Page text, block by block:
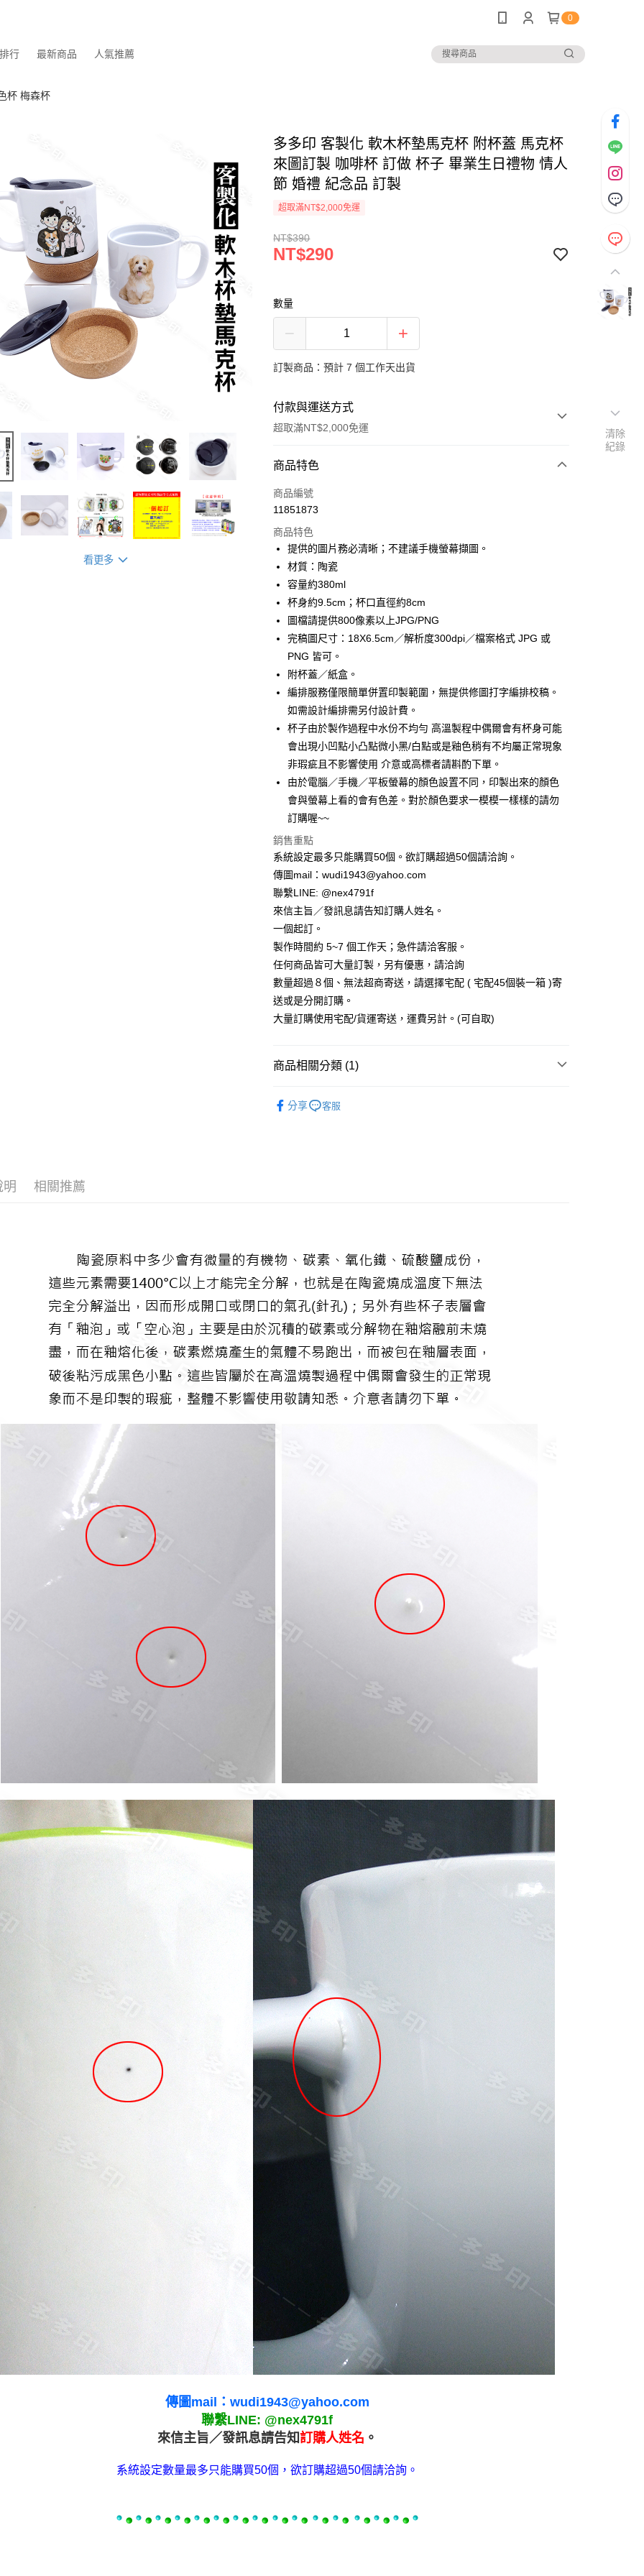
0
行 最新商品 人氣推薦
杯 梅森杯
看更多
多多印 客製化 軟木杯墊馬克杯 附杯蓋 馬克杯
來圖訂製 咖啡杯 訂做 杯子 畢業生日禮物 情人
節 婚禮 紀念品 訂製
超取滿NT$2,000免運
NT$390
NT$290
數量
訂製商品：預計 7 個工作天出貨
付款與運送方式
超取滿NT$2,000免運
付款方式
信用卡一次付款
LINE Pay
Apple Pay
街口支付
悠遊付
Google Pay
全盈+PAY
AFTEE先享後付
【關於「AFTEE先享後付」】
AFTEE先享後付是「在收到商品之後才付款」的支付方式。 讓您購物簡單
便利好安心！
２．便利：只要手機號碼，簡訊認證，即可結帳。
３．安心：先確認商品／服務後，再付款。
【「AFTEE先享後付」結帳流程】
１．於結帳方式選擇「AFTEE先享後付」後，將跳轉至「AFTEE先享後
付」結帳頁面，進行簡訊認證並確認金額後，即可完成結帳。
２．訂單成立數日內，您將收到繳費通知簡訊。
３．收到繳費通知簡訊後14天內，點擊此簡訊中的連結，可透過四大超商
／ATM／網路銀行／等多元方式進行付款，方視為交易完成。
絡購買商品的店家。未經商家同意取消之訂單仍視為有效，需透過AFTEE
先享後付繳納相關費用。
※ 交易是否成功請以「AFTEE先享後付 」之結帳頁面顯示為準，若有關於
是否繳費成功／繳費後需取消欲退款等相關疑問，請聯繫「AFTEE先享後
付客戶支援中心」https://netprotections.freshdesk.com/support/home
【注意事項】
１．透過由恩沛科技股份有限公司提供之「AFTEE先享後付」服務完成之
交易，需依本服務之必要範圍內提供個人資料，並將交易相關給付款項請
https://aftee.tw/terms/#terms3
３．未成年的使用者請事先徵得法定代理人或監護人之同意方可使用
４．使用「AFTEE先享後付」時，將依據個別帳號之用戶狀況，依本公司
ATM付款
全家付款取貨
每筆NT$65，滿NT$2,000(含以上)免運費
付款後全家取貨
每筆NT$65，滿NT$2,000(含以上)免運費
7-11付款取貨
每筆NT$65，滿NT$2,000(含以上)免運費
每筆NT$65，滿NT$2,000(含以上)免運費
宅配
每筆NT$180，滿NT$10,000(含以上)免運費
商品特色
商品編號
11851873
商品特色
提供的圖片務必清晰；不建議手機螢幕擷圖。
材質：陶瓷
容量約380ml
杯身約9.5cm；杯口直徑約8cm
圖檔請提供800像素以上JPG/PNG
完稿圖尺寸：18X6.5cm／解析度300dpi／檔案格式 JPG 或
PNG 皆可。
附杯蓋／紙盒。
編排服務僅限簡單併置印製範圍，無提供修圖打字編排校稿。
如需設計編排需另付設計費。
杯子由於製作過程中水份不均勻 高溫製程中偶爾會有杯身可能
會出現小凹點小凸點微小黑/白點或是釉色稍有不均屬正常現象
非瑕疵且不影響使用 介意或高標者請斟酌下單。
由於電腦／手機／平板螢幕的顏色設置不同，印製出來的顏色
會與螢幕上看的會有色差。對於顏色要求一模模一樣樣的請勿
訂購喔~~
銷售重點
系統設定最多只能購買50個。欲訂購超過50個請洽詢。
傳圖mail：wudi1943@yahoo.com
聯繫LINE: @nex4791f
來信主旨／發訊息請告知訂購人姓名。
一個起訂。
製作時間約 5~7 個工作天；急件請洽客服。
任何商品皆可大量訂製，另有優惠，請洽詢
數量超過８個、無法超商寄送，請選擇宅配 ( 宅配45個裝一箱 )寄
送或是分開訂購。
大量訂購使用宅配/貨運寄送，運費另計。(可自取)
商品相關分類 (1)
分享
客服
明 相關推薦
傳圖mail：wudi1943@yahoo.com
聯繫LINE: @nex4791f
來信主旨／發訊息請告知訂購人姓名 。
系統設定數量最多只能購買50個，欲訂購超過50個請洽詢。
清除
紀錄